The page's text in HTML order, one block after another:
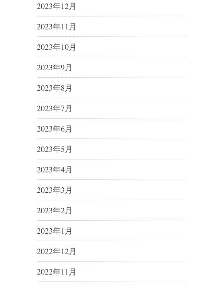
2023年12月
2023年11月
2023年10月
2023年9月
2023年8月
2023年7月
2023年6月
2023年5月
2023年4月
2023年3月
2023年2月
2023年1月
2022年12月
2022年11月